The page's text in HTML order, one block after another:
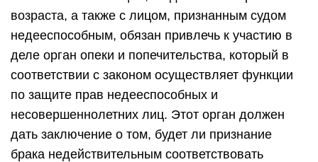
возраста, а также с лицом, признанным судом
недееспособным, обязан привлечь к участию в
деле орган опеки и попечительства, который в
соответствии с законом осуществляет функции
по защите прав недееспособных и
несовершеннолетних лиц. Этот орган должен
дать заключение о том, будет ли признание
брака недействительным соответствовать